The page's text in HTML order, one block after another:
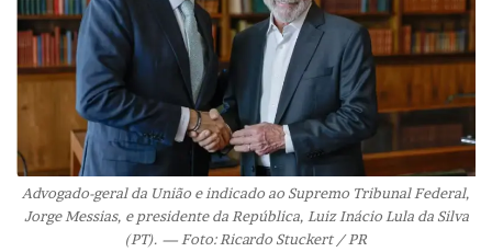
Advogado-geral da União e indicado ao Supremo Tribunal Federal,
Jorge Messias, e presidente da República, Luiz Inácio Lula da Silva
(PT). — Foto: Ricardo Stuckert / PR